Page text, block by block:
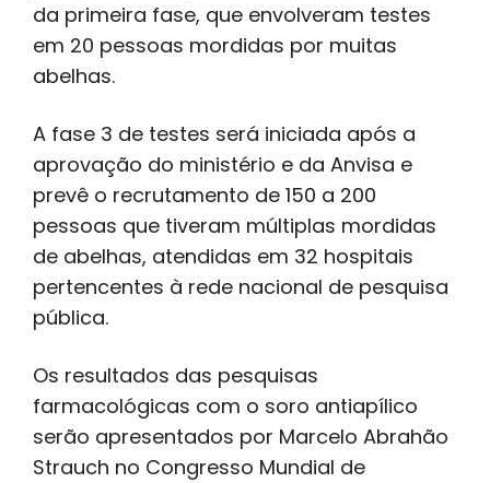
da primeira fase, que envolveram testes
em 20 pessoas mordidas por muitas
abelhas.
A fase 3 de testes será iniciada após a
aprovação do ministério e da Anvisa e
prevê o recrutamento de 150 a 200
pessoas que tiveram múltiplas mordidas
de abelhas, atendidas em 32 hospitais
pertencentes à rede nacional de pesquisa
pública.
Os resultados das pesquisas
farmacológicas com o soro antiapílico
serão apresentados por Marcelo Abrahão
Strauch no Congresso Mundial de